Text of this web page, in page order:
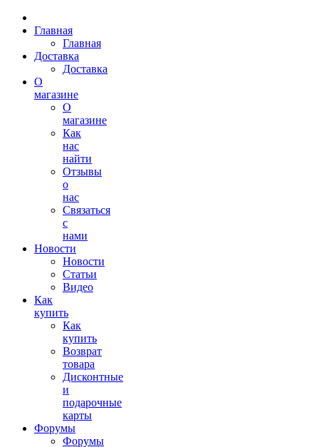
Главная
Главная
Доставка
Доставка
О
магазине
О
магазине
Как
нас
найти
Отзывы
о
нас
Связаться
с
нами
Новости
Новости
Статьи
Видео
Как
купить
Как
купить
Возврат
товара
Дисконтные
и
подарочные
карты
Форумы
Форумы